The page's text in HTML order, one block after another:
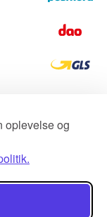
oplevelse og